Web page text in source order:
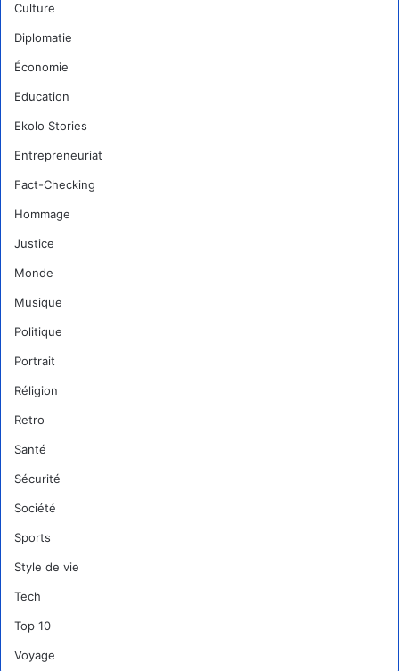
Culture
Diplomatie
Économie
Education
Ekolo Stories
Entrepreneuriat
Fact-Checking
Hommage
Justice
Monde
Musique
Politique
Portrait
Réligion
Retro
Santé
Sécurité
Société
Sports
Style de vie
Tech
Top 10
Voyage